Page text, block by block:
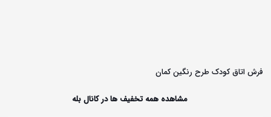
فرش اتاق کودک طرح رنگین کمان
مشاهده همه تخفیف ها در کانال بله
فرش ماشینی دستباف نما